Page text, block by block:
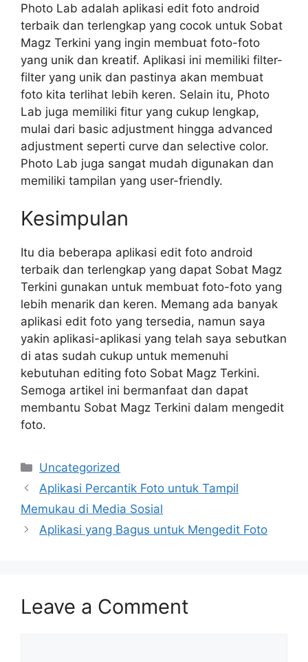
Photo Lab adalah aplikasi edit foto android
terbaik dan terlengkap yang cocok untuk Sobat
Magz Terkini yang ingin membuat foto-foto
yang unik dan kreatif. Aplikasi ini memiliki filter-
filter yang unik dan pastinya akan membuat
foto kita terlihat lebih keren. Selain itu, Photo
Lab juga memiliki fitur yang cukup lengkap,
mulai dari basic adjustment hingga advanced
adjustment seperti curve dan selective color.
Photo Lab juga sangat mudah digunakan dan
memiliki tampilan yang user-friendly.
Kesimpulan
Itu dia beberapa aplikasi edit foto android
terbaik dan terlengkap yang dapat Sobat Magz
Terkini gunakan untuk membuat foto-foto yang
lebih menarik dan keren. Memang ada banyak
aplikasi edit foto yang tersedia, namun saya
yakin aplikasi-aplikasi yang telah saya sebutkan
di atas sudah cukup untuk memenuhi
kebutuhan editing foto Sobat Magz Terkini.
Semoga artikel ini bermanfaat dan dapat
membantu Sobat Magz Terkini dalam mengedit
foto.
Categories
Uncategorized
Aplikasi Percantik Foto untuk Tampil
Memukau di Media Sosial
Aplikasi yang Bagus untuk Mengedit Foto
Leave a Comment